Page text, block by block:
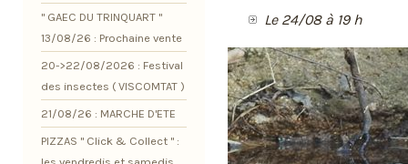
Le 24/08 à 19 h
" GAEC DU TRINQUART "
13/08/26 : Prochaine vente
20->22/08/2026 : Festival
des insectes ( VISCOMTAT )
21/08/26 : MARCHE D'ETE
PIZZAS " Click & Collect " :